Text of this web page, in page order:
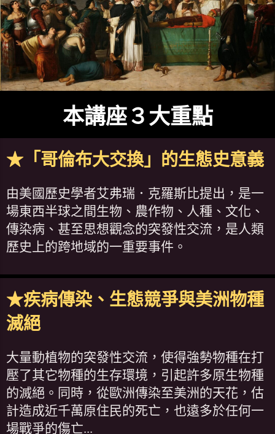
本講座３大重點
★「哥倫布大交換」的生態史意義
由美國歷史學者艾弗瑞．克羅斯比提出，是一
場東西半球之間生物、農作物、人種、文化、
傳染病、甚至思想觀念的突發性交流，是人類
歷史上的跨地域的一重要事件。
★疾病傳染、生態競爭與美洲物種
滅絕
大量動植物的突發性交流，使得強勢物種在打
壓了其它物種的生存環境，引起許多原生物種
的滅絕。同時，從歐洲傳染至美洲的天花，估
計造成近千萬原住民的死亡，也遠多於任何一
場戰爭的傷亡...